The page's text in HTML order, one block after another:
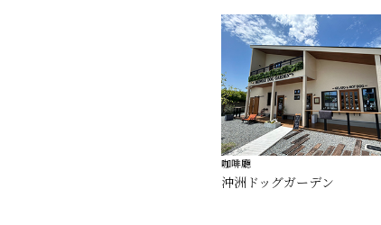
咖啡廳
沖洲ドッグガーデン